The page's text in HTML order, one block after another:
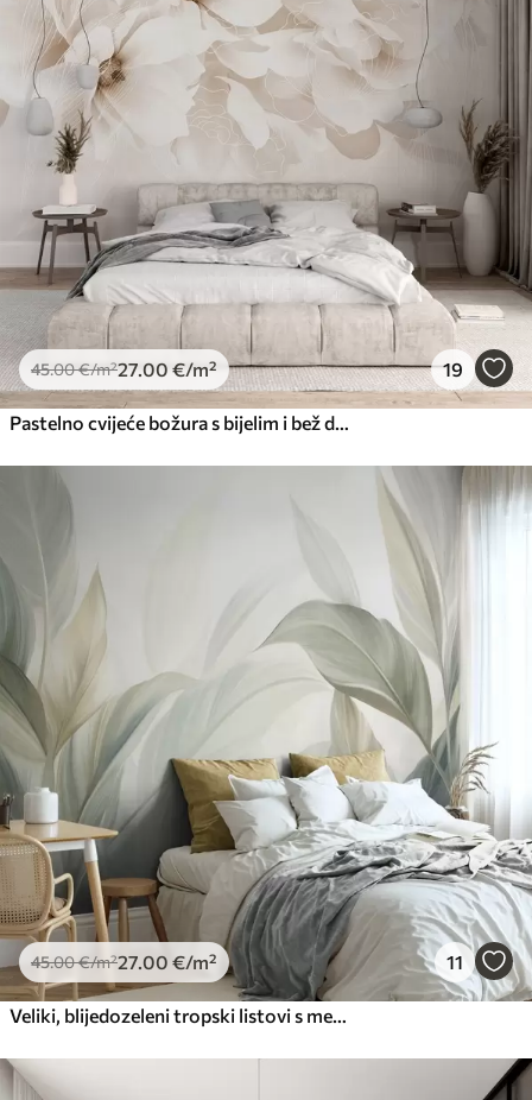
Standard
45.0027 .00€
Premium
56.6734 /m²
Premium vinil
66.6740.00€/m²
Peel and Stick
.00
45.00€/m²27 .00 €/m² 19
45.00€/m²27 .00 €/m² 11